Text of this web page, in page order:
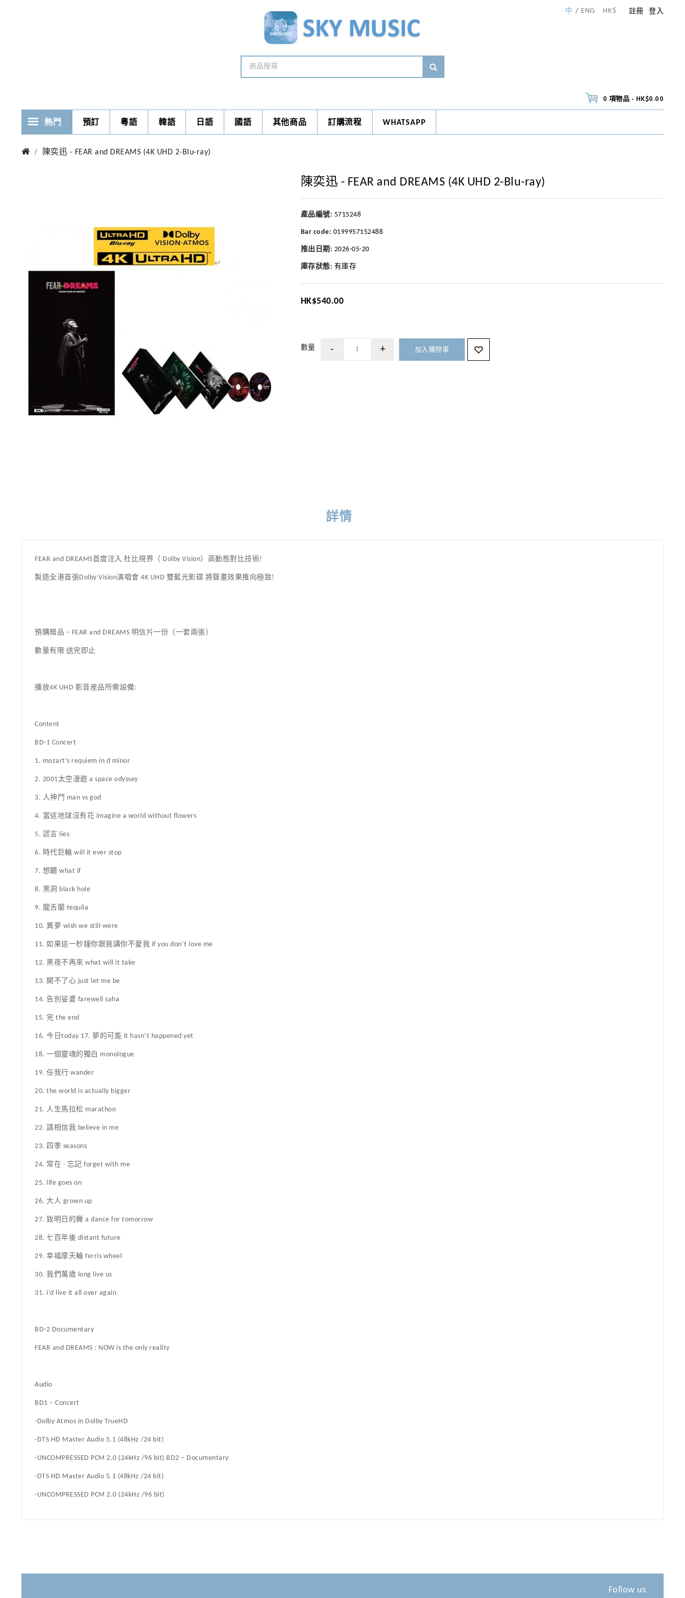
註冊 登入
中 ENG HK$
0 項物品 - HK$0.00
熱門 預訂 粵語 韓語 日語 國語 其他商品 訂購流程 WHATSAPP
陳奕迅 - FEAR and DREAMS (4K UHD 2-Blu-ray)
陳奕迅 - FEAR and DREAMS (4K UHD 2-Blu-ray)
產品編號: 5715248
Bar code: 0199957152488
推出日期: 2026-05-20
庫存狀態: 有庫存
HK$540.00
數量 加入購物車
詳情
FEAR and DREAMS首度注入 杜比視界（ Dolby Vision）高動態對比技術!
製造全港首張Dolby Vision演唱會 4K UHD 雙藍光影碟 將聲畫效果推向極致!
預購贈品 – FEAR and DREAMS 明信片一份（一套兩張）
數量有限 送完即止
播放4K UHD 影音産品所需設備:
Content
BD-1 Concert
1. mozart’s requiem in d minor
2. 2001太空漫遊 a space odyssey
3. 人神鬥 man vs god
4. 當這地球沒有花 imagine a world without flowers
5. 謊言 lies
6. 時代巨輪 will it ever stop
7. 想聽 what if
8. 黑洞 black hole
9. 龍舌蘭 tequila
10. 異夢 wish we still were
11. 如果這一秒鐘你跟我講你不愛我 if you don’t love me
12. 黑夜不再來 what will it take
13. 開不了心 just let me be
14. 告別娑婆 farewell saha
15. 完 the end
16. 今日today 17. 夢的可能 it hasn’t happened yet
18. 一個靈魂的獨白 monologue
19. 任我行 wander
20. the world is actually bigger
21. 人生馬拉松 marathon
22. 請相信我 believe in me
23. 四季 seasons
24. 常在 ∙ 忘記 forget with me
25. life goes on
26. 大人 grown up
27. 致明日的舞 a dance for tomorrow
28. 七百年後 distant future
29. 幸福摩天輪 ferris wheel
30. 我們萬歲 long live us
31. i’d live it all over again
BD-2 Documentary
FEAR and DREAMS : NOW is the only reality
Audio
BD1 – Concert
-Dolby Atmos in Dolby TrueHD
-DTS HD Master Audio 5.1 (48kHz /24 bit)
-UNCOMPRESSED PCM 2.0 (24kHz /96 bit) BD2 – Documentary
-DTS HD Master Audio 5.1 (48kHz /24 bit)
-UNCOMPRESSED PCM 2.0 (24kHz /96 bit)
Follow us